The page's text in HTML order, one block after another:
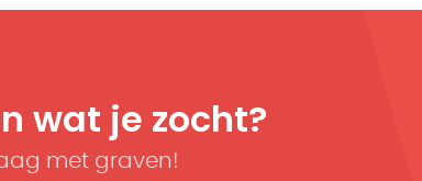
wat je zocht?
met graven!